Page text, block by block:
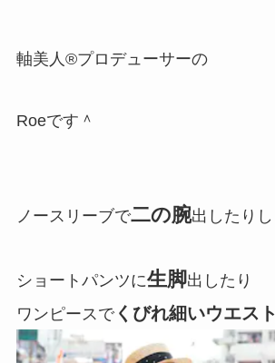
軸美人®プロデューサーの
Roeです＾
ノースリーブで二の腕出したりし
ショートパンツに生脚出したり
ワンピースでくびれ細いウエスト